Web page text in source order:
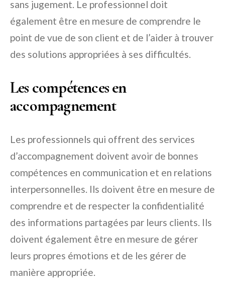
sans jugement. Le professionnel doit
également être en mesure de comprendre le
point de vue de son client et de l’aider à trouver
des solutions appropriées à ses difficultés.
Les compétences en
accompagnement
Les professionnels qui offrent des services
d’accompagnement doivent avoir de bonnes
compétences en communication et en relations
interpersonnelles. Ils doivent être en mesure de
comprendre et de respecter la confidentialité
des informations partagées par leurs clients. Ils
doivent également être en mesure de gérer
leurs propres émotions et de les gérer de
manière appropriée.